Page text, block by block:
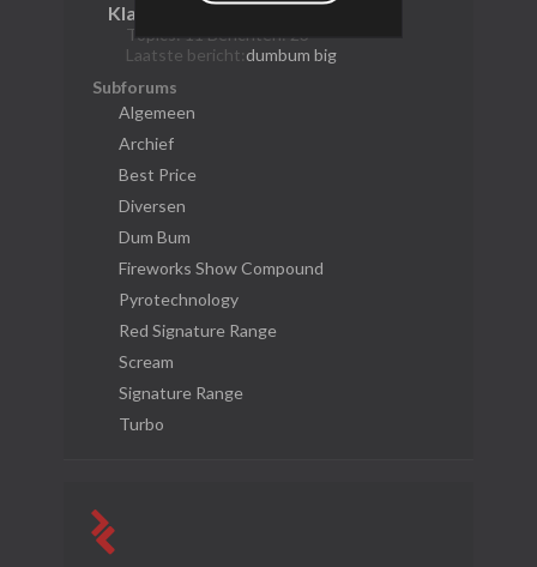
Klasek
Topics: 11 Berichten: 23
Laatste bericht:dumbum big
Subforums
Algemeen
Archief
Best Price
Diversen
Dum Bum
Fireworks Show Compound
Pyrotechnology
Red Signature Range
Scream
Signature Range
Turbo